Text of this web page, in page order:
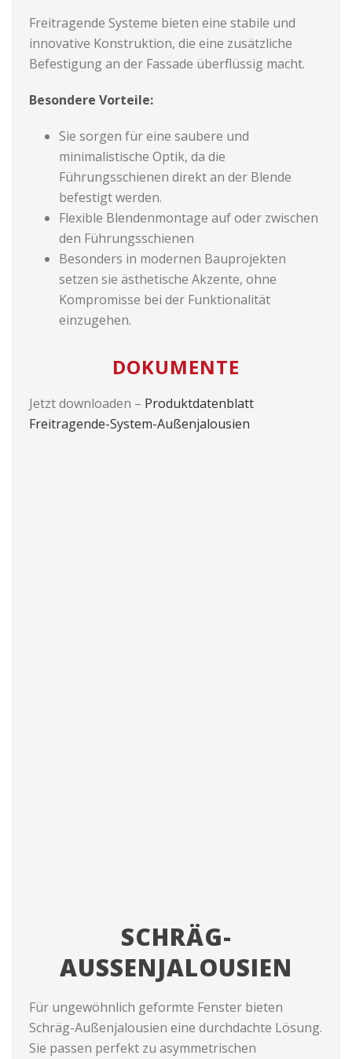
Freitragende Systeme bieten eine stabile und
innovative Konstruktion, die eine zusätzliche
Befestigung an der Fassade überflüssig macht.
Besondere Vorteile:
Sie sorgen für eine saubere und
minimalistische Optik, da die
Führungsschienen direkt an der Blende
befestigt werden.
Flexible Blendenmontage auf oder zwischen
den Führungsschienen
Besonders in modernen Bauprojekten
setzen sie ästhetische Akzente, ohne
Kompromisse bei der Funktionalität
einzugehen.
DOKUMENTE
Jetzt downloaden – Produktdatenblatt
Freitragende-System-Außenjalousien
SCHRÄG-
AUSSENJALOUSIEN
Für ungewöhnlich geformte Fenster bieten
Schräg-Außenjalousien eine durchdachte Lösung.
Sie passen perfekt zu asymmetrischen